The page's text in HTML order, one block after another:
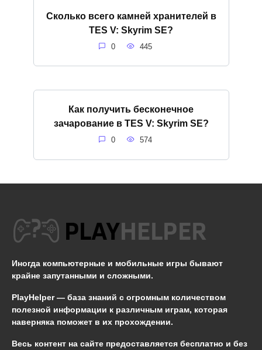
Сколько всего камней хранителей в
TES V: Skyrim SE?
0 445
Как получить бесконечное
зачарование в TES V: Skyrim SE?
0 574
Иногда компьютерные и мобильные игры бывают
крайне запутанными и сложными.
PlayHelper — база знаний с огромным количеством
полезной информации к различным играм, которая
наверняка поможет в их прохождении.
Весь контент на сайте предоставляется бесплатно и без